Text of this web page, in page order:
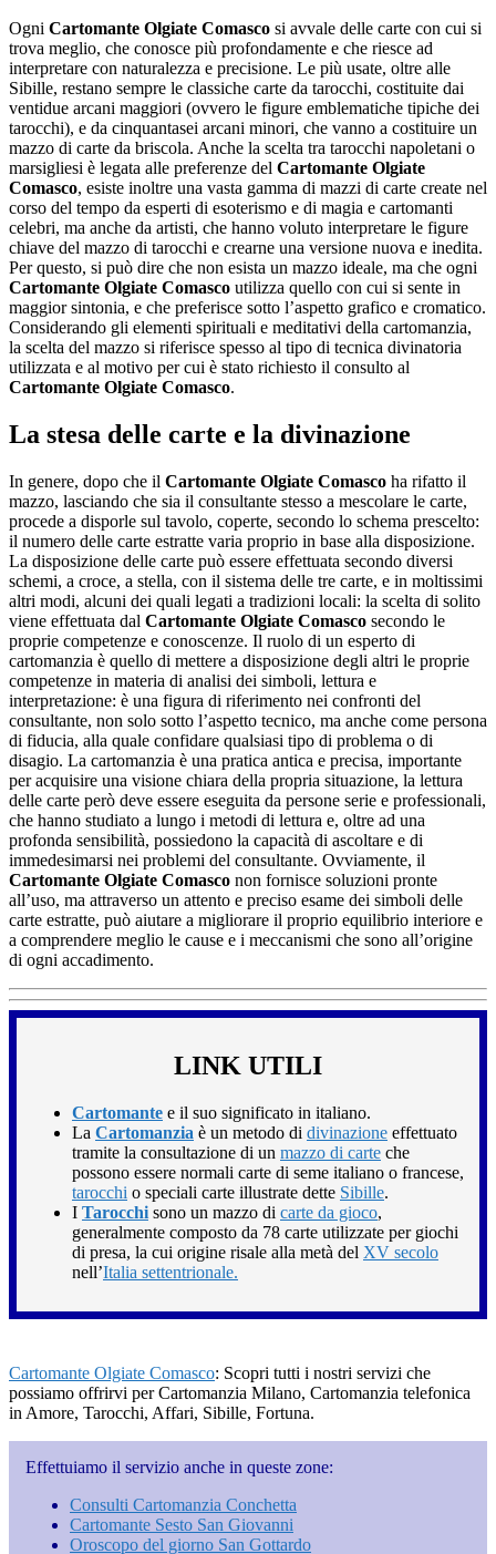
Ogni Cartomante Olgiate Comasco si avvale delle carte con cui si
trova meglio, che conosce più profondamente e che riesce ad
interpretare con naturalezza e precisione. Le più usate, oltre alle
Sibille, restano sempre le classiche carte da tarocchi, costituite dai
ventidue arcani maggiori (ovvero le figure emblematiche tipiche dei
tarocchi), e da cinquantasei arcani minori, che vanno a costituire un
mazzo di carte da briscola. Anche la scelta tra tarocchi napoletani o
marsigliesi è legata alle preferenze del Cartomante Olgiate
Comasco, esiste inoltre una vasta gamma di mazzi di carte create nel
corso del tempo da esperti di esoterismo e di magia e cartomanti
celebri, ma anche da artisti, che hanno voluto interpretare le figure
chiave del mazzo di tarocchi e crearne una versione nuova e inedita.
Per questo, si può dire che non esista un mazzo ideale, ma che ogni
Cartomante Olgiate Comasco utilizza quello con cui si sente in
maggior sintonia, e che preferisce sotto l’aspetto grafico e cromatico.
Considerando gli elementi spirituali e meditativi della cartomanzia,
la scelta del mazzo si riferisce spesso al tipo di tecnica divinatoria
utilizzata e al motivo per cui è stato richiesto il consulto al
Cartomante Olgiate Comasco.
La stesa delle carte e la divinazione
In genere, dopo che il Cartomante Olgiate Comasco ha rifatto il
mazzo, lasciando che sia il consultante stesso a mescolare le carte,
procede a disporle sul tavolo, coperte, secondo lo schema prescelto:
il numero delle carte estratte varia proprio in base alla disposizione.
La disposizione delle carte può essere effettuata secondo diversi
schemi, a croce, a stella, con il sistema delle tre carte, e in moltissimi
altri modi, alcuni dei quali legati a tradizioni locali: la scelta di solito
viene effettuata dal Cartomante Olgiate Comasco secondo le
proprie competenze e conoscenze. Il ruolo di un esperto di
cartomanzia è quello di mettere a disposizione degli altri le proprie
competenze in materia di analisi dei simboli, lettura e
interpretazione: è una figura di riferimento nei confronti del
consultante, non solo sotto l’aspetto tecnico, ma anche come persona
di fiducia, alla quale confidare qualsiasi tipo di problema o di
disagio. La cartomanzia è una pratica antica e precisa, importante
per acquisire una visione chiara della propria situazione, la lettura
delle carte però deve essere eseguita da persone serie e professionali,
che hanno studiato a lungo i metodi di lettura e, oltre ad una
profonda sensibilità, possiedono la capacità di ascoltare e di
immedesimarsi nei problemi del consultante. Ovviamente, il
Cartomante Olgiate Comasco non fornisce soluzioni pronte
all’uso, ma attraverso un attento e preciso esame dei simboli delle
carte estratte, può aiutare a migliorare il proprio equilibrio interiore e
a comprendere meglio le cause e i meccanismi che sono all’origine
di ogni accadimento.
LINK UTILI
Cartomante e il suo significato in italiano.
La Cartomanzia è un metodo di divinazione effettuato
tramite la consultazione di un mazzo di carte che
possono essere normali carte di seme italiano o francese,
tarocchi o speciali carte illustrate dette Sibille.
I Tarocchi sono un mazzo di carte da gioco,
generalmente composto da 78 carte utilizzate per giochi
di presa, la cui origine risale alla metà del XV secolo
nell’Italia settentrionale.
Cartomante Olgiate Comasco: Scopri tutti i nostri servizi che
possiamo offrirvi per Cartomanzia Milano, Cartomanzia telefonica
in Amore, Tarocchi, Affari, Sibille, Fortuna.
Effettuiamo il servizio anche in queste zone:
Consulti Cartomanzia Conchetta
Cartomante Sesto San Giovanni
Oroscopo del giorno San Gottardo